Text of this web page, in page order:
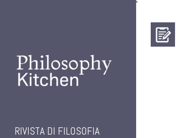
'
RIVISTA DI FILOSOFIA